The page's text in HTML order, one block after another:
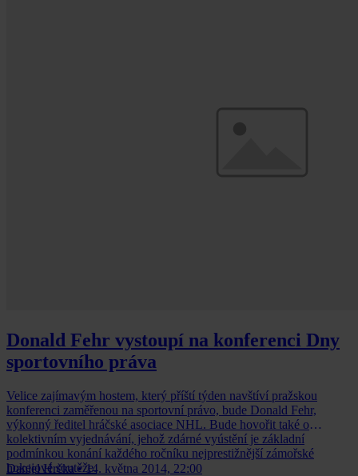
Donald Fehr vystoupí na konferenci Dny
sportovního práva
Velice zajímavým hostem, který příští týden navštíví pražskou
konferenci zaměřenou na sportovní právo, bude Donald Fehr,
výkonný ředitel hráčské asociace NHL. Bude hovořit také o
kolektivním vyjednávání, jehož zdárné vyústění je základní
podmínkou konání každého ročníku nejprestižnější zámořské
hokejové soutěže.
Daniel Hrčka • 14. května 2014, 22:00